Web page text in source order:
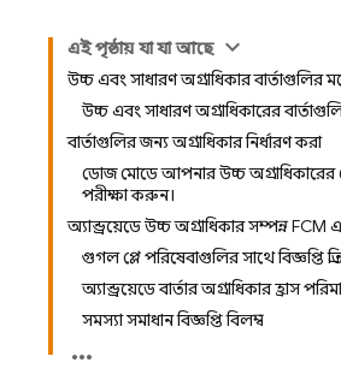
এই পৃষ্ঠায় যা যা আছে
উচ্চ এবং সাধারণ অগ্রাধিকার বার্তাগুলির
উচ্চ এবং সাধারণ অগ্রাধিকারের
বার্তাগুলির জন্য অগ্রাধিকার নির্ধারণ করা
ডোজ মোডে আপনার উচ্চ
পরীক্ষা করুন।
অ্যান্ড্রয়েডে উচ্চ অগ্রাধিকার সম্পন্ন FCM
গুগল প্লে পরিষেবাগুলির সাথে বিজ্ঞপ্তি
অ্যান্ড্রয়েডে বার্তার অগ্রাধিকার হ্রাস
সমস্যা সমাধান বিজ্ঞপ্তি বিলম্ব